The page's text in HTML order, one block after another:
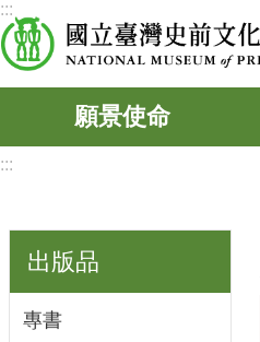
跳到主要內容區塊
:::
願景使命
:::
出版品
專書